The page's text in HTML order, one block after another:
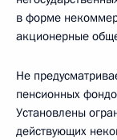
в форме
акционерные
Не
пенсионных
Установлены
действующих